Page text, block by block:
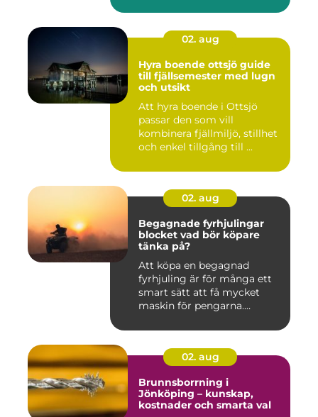
02. aug
Hyra boende ottsjö guide
till fjällsemester med lugn
och utsikt
Att hyra boende i Ottsjö
passar den som vill
kombinera fjällmiljö, stillhet
och enkel tillgång till ...
02. aug
Begagnade fyrhjulingar
blocket vad bör köpare
tänka på?
Att köpa en begagnad
fyrhjuling är för många ett
smart sätt att få mycket
maskin för pengarna.
02. aug
Brunnsborrning i
Jönköping – kunskap,
kostnader och smarta val